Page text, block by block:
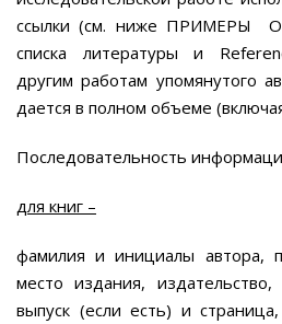
ссылки (см. ниже ПРИМЕРЫ
списка литературы и
другим работам упомянутого
дается в полном объеме
Последовательность
для книг –
фамилия и инициалы автора,
место издания,
выпуск (если есть) и